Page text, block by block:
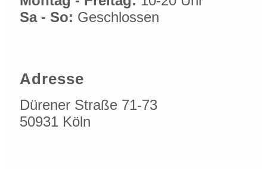
Sa - So: Geschlossen
Adresse
Dürener Straße 71-73
50931 Köln